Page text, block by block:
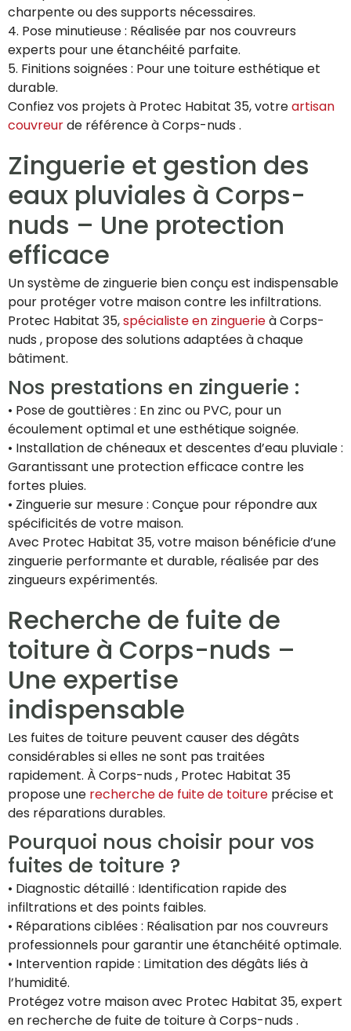
charpente ou des supports nécessaires.
4. Pose minutieuse : Réalisée par nos couvreurs
experts pour une étanchéité parfaite.
5. Finitions soignées : Pour une toiture esthétique et
durable.
Confiez vos projets à Protec Habitat 35, votreartisan
couvreurde référence à Corps-nuds .
Zinguerie et gestion des
eaux pluviales à Corps-
nuds – Une protection
efficace
Un système de zinguerie bien conçu est indispensable
pour protéger votre maison contre les infiltrations.
Protec Habitat 35,spécialiste en zinguerieà Corps-
nuds , propose des solutions adaptées à chaque
bâtiment.
Nos prestations en zinguerie :
• Pose de gouttières : En zinc ou PVC, pour un
écoulement optimal et une esthétique soignée.
• Installation de chéneaux et descentes d’eau pluviale :
Garantissant une protection efficace contre les
fortes pluies.
• Zinguerie sur mesure : Conçue pour répondre aux
spécificités de votre maison.
Avec Protec Habitat 35, votre maison bénéficie d’une
zinguerie performante et durable, réalisée par des
zingueurs expérimentés.
Recherche de fuite de
toiture à Corps-nuds –
Une expertise
indispensable
Les fuites de toiture peuvent causer des dégâts
considérables si elles ne sont pas traitées
rapidement. À Corps-nuds , Protec Habitat 35
propose une recherche de fuite de toiture précise et
des réparations durables.
Pourquoi nous choisir pour vos
fuites de toiture ?
• Diagnostic détaillé : Identification rapide des
infiltrations et des points faibles.
• Réparations ciblées : Réalisation par nos couvreurs
professionnels pour garantir une étanchéité optimale.
• Intervention rapide : Limitation des dégâts liés à
l’humidité.
Protégez votre maison avec Protec Habitat 35, expert
en recherche de fuite de toiture à Corps-nuds .